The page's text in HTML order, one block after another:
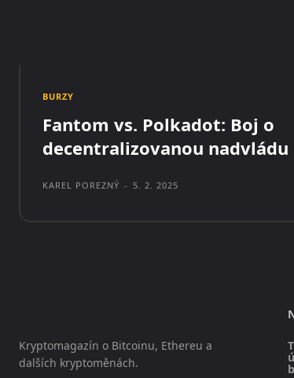
BURZY
Fantom vs. Polkadot: Boj o
decentralizovanou nadvládu
KAREL POREZNÝ - 5. 2. 2025
Kryptomagazín o Bitcoinu, Ethereu a
dalších kryptoměnách.